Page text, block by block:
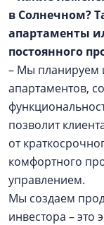
в Солнечном?
апартаменты
постоянного
– Мы планируем
апартаментов,
позволит
от
комфортного
управлением.
Мы создаем
инвестора –